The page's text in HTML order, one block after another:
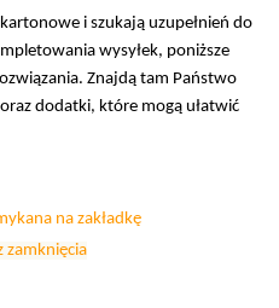
i szukają uzupełnień do
wysyłek, poniższe
Znajdą tam Państwo
dodatki, które mogą ułatwić
na zakładkę
zamknięcia